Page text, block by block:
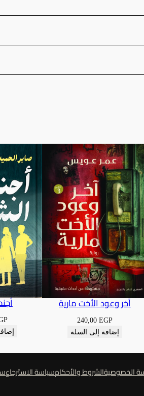
آخر وعود الأخت مارية
240,00EGP
إضافة إلى السلة
الخصوصيةالشروط والأحكامسياسة الاسترجاع